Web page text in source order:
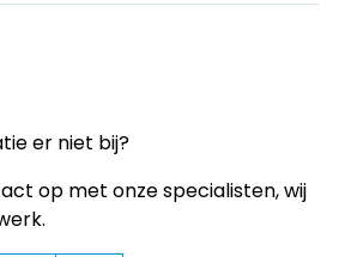
er niet bij?
op met onze specialisten, wij